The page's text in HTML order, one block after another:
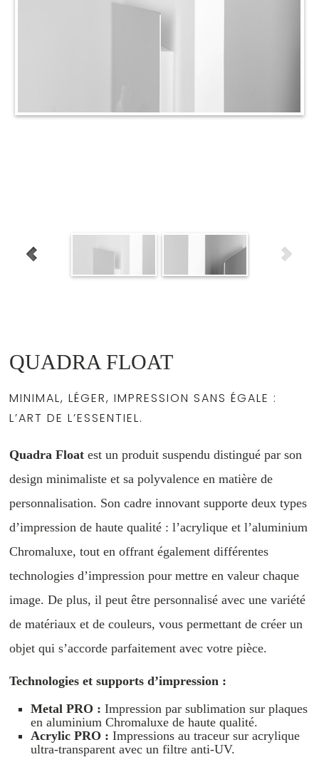
QUADRA FLOAT
MINIMAL, LÉGER, IMPRESSION SANS ÉGALE :
L’ART DE L’ESSENTIEL.
Quadra Float est un produit suspendu distingué par son
design minimaliste et sa polyvalence en matière de
personnalisation. Son cadre innovant supporte deux types
d’impression de haute qualité : l’acrylique et l’aluminium
Chromaluxe, tout en offrant également différentes
technologies d’impression pour mettre en valeur chaque
image. De plus, il peut être personnalisé avec une variété
de matériaux et de couleurs, vous permettant de créer un
objet qui s’accorde parfaitement avec votre pièce.
Technologies et supports d’impression :
Metal PRO : Impression par sublimation sur plaques
en aluminium Chromaluxe de haute qualité.
Acrylic PRO : Impressions au traceur sur acrylique
ultra-transparent avec un filtre anti-UV.